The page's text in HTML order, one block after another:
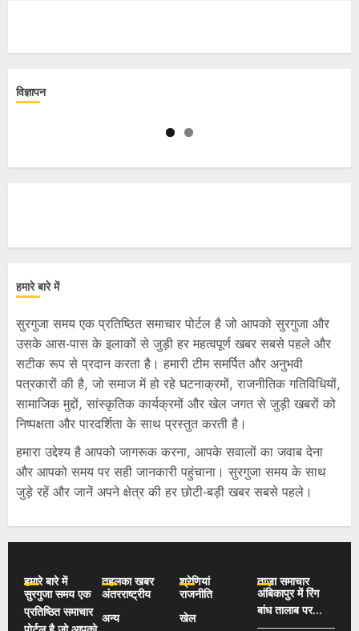
विज्ञापन
हमारे बारे में
सुरगुजा समय एक प्रतिष्ठित समाचार पोर्टल है जो आपको सुरगुजा और
उसके आस-पास के इलाकों से जुड़ी हर महत्वपूर्ण खबर सबसे पहले और
सटीक रूप से प्रदान करता है। हमारी टीम समर्पित और अनुभवी
पत्रकारों की है, जो समाज में हो रहे घटनाक्रमों, राजनीतिक गतिविधियों,
सामाजिक मुद्दों, सांस्कृतिक कार्यक्रमों और खेल जगत से जुड़ी खबरों को
निष्पक्षता और पारदर्शिता के साथ प्रस्तुत करती है।
हमारा उद्देश्य है आपको जागरूक करना, आपके सवालों का जवाब देना
और आपको समय पर सही जानकारी पहुंचाना। सुरगुजा समय के साथ
जुड़े रहें और जानें अपने क्षेत्र की हर छोटी-बड़ी खबर सबसे पहले।
हमारे बारे में
सुरगुजा समय एक
प्रतिष्ठित समाचार
तहलका खबर
अंतरराष्ट्रीय
अन्य
श्रेणियां
राजनीति
खेल
ताज़ा समाचार
अंबिकापुर में रिंग
बांध तालाब पर
अवैध अतिक्रमण